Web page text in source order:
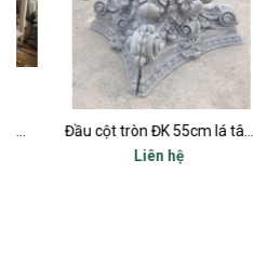
Đầu cột tròn ĐK 55cm lá tây đẹp nhất
Liên hệ